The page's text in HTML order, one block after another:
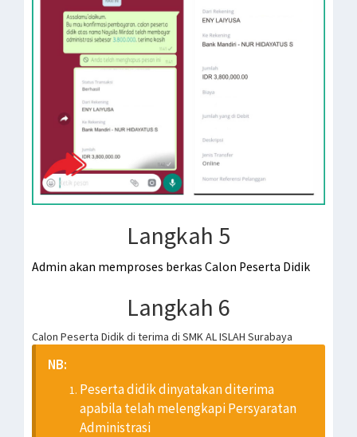
Langkah 5
Admin akan memproses berkas Calon Peserta Didik
Langkah 6
Calon Peserta Didik di terima di SMK AL ISLAH Surabaya
NB:
Peserta didik dinyatakan diterima
apabila telah melengkapi Persyaratan
Administrasi